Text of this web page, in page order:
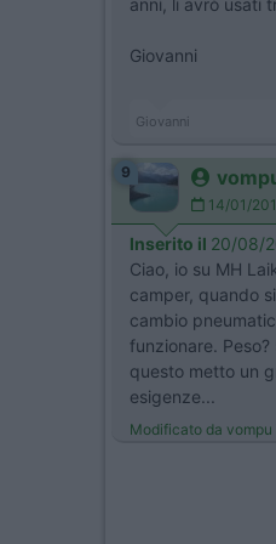
anni, li avrò usati
Giovanni
Giovanni
9
14/01/
Inserito il 20/08/
Ciao, io su MH
camper, quando
cambio
funzionare.
questo metto un
esigenze...
Modificato da vompu